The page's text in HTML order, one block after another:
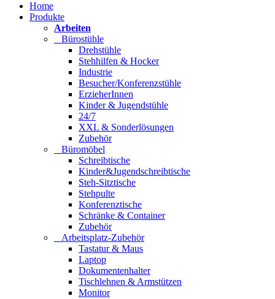
Home
Produkte
Arbeiten
Bürostühle
Drehstühle
Stehhilfen & Hocker
Industrie
Besucher/Konferenzstühle
ErzieherInnen
Kinder & Jugendstühle
24/7
XXL & Sonderlösungen
Zubehör
Büromöbel
Schreibtische
Kinder&Jugendschreibtische
Steh-Sitztische
Stehpulte
Konferenztische
Schränke & Container
Zubehör
Arbeitsplatz-Zubehör
Tastatur & Maus
Laptop
Dokumentenhalter
Tischlehnen & Armstützen
Monitor